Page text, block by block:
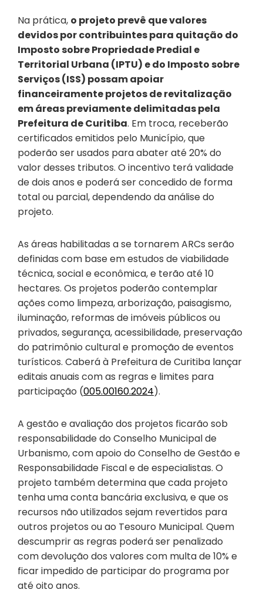
Na prática, o projeto prevê que valores
devidos por contribuintes para quitação do
Imposto sobre Propriedade Predial e
Territorial Urbana (IPTU) e do Imposto sobre
Serviços (ISS) possam apoiar
financeiramente projetos de revitalização
em áreas previamente delimitadas pela
Prefeitura de Curitiba. Em troca, receberão
certificados emitidos pelo Município, que
poderão ser usados para abater até 20% do
valor desses tributos. O incentivo terá validade
de dois anos e poderá ser concedido de forma
total ou parcial, dependendo da análise do
projeto.
As áreas habilitadas a se tornarem ARCs serão
definidas com base em estudos de viabilidade
técnica, social e econômica, e terão até 10
hectares. Os projetos poderão contemplar
ações como limpeza, arborização, paisagismo,
iluminação, reformas de imóveis públicos ou
privados, segurança, acessibilidade, preservação
do patrimônio cultural e promoção de eventos
turísticos. Caberá à Prefeitura de Curitiba lançar
editais anuais com as regras e limites para
participação (005.00160.2024).
A gestão e avaliação dos projetos ficarão sob
responsabilidade do Conselho Municipal de
Urbanismo, com apoio do Conselho de Gestão e
Responsabilidade Fiscal e de especialistas. O
projeto também determina que cada projeto
tenha uma conta bancária exclusiva, e que os
recursos não utilizados sejam revertidos para
outros projetos ou ao Tesouro Municipal. Quem
descumprir as regras poderá ser penalizado
com devolução dos valores com multa de 10% e
ficar impedido de participar do programa por
até oito anos.